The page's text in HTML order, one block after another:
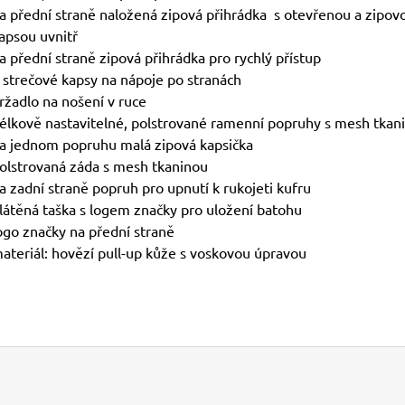
přední straně naložená zipová přihrádka s otevřenou a
uvnitř
přední straně zipová přihrádka pro rychlý přístup
strečové kapsy na nápoje po stranách
na nošení v ruce
nastavitelné, polstrované ramenní popruhy s mesh
jednom popruhu malá zipová kapsička
záda s mesh tkaninou
zadní straně popruh pro upnutí k rukojeti kufru
taška s logem značky pro uložení batohu
značky na přední straně
hovězí pull-up kůže s voskovou úpravou